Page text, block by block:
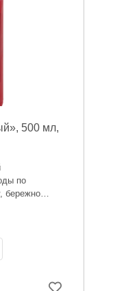
500 мл,
по
бережно
насыщенным
носит
является